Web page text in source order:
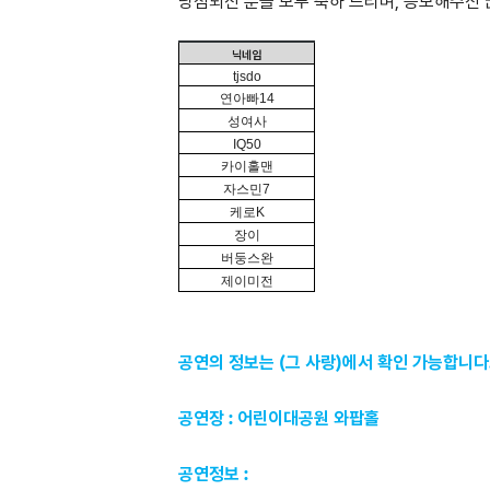
닉네임
tjsdo
연아빠14
성여사
IQ50
카이홀맨
자스민7
케로 K
장이
버둥스완
제이미전
공연의 정보는 (그 사랑)에서 확인 가능합니
공연장 : 어린이대공원 와팝홀
공연정보 :